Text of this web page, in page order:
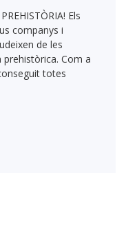
Els
companys i
de les
Com a
totes